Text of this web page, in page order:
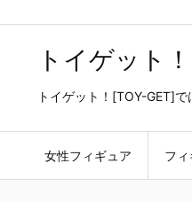
トイゲット
トイゲット！[TOY-GET]
女性フィギュア フ